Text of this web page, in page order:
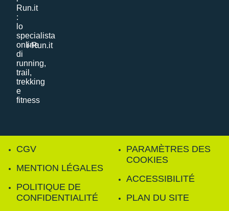
i-Run.it
CGV
MENTION LÉGALES
POLITIQUE DE
CONFIDENTIALITÉ
PARAMÈTRES DES
COOKIES
ACCESSIBILITÉ
PLAN DU SITE